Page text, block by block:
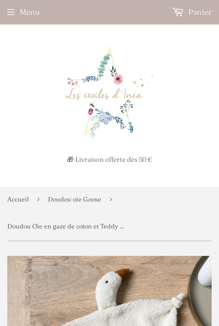
🎁 Livraison offerte dès 50 €
Menu Panier
Accueil › Doudou oie Goose ›
Doudou Oie en gaze de coton et Teddy – Fait main – Modèle Goose